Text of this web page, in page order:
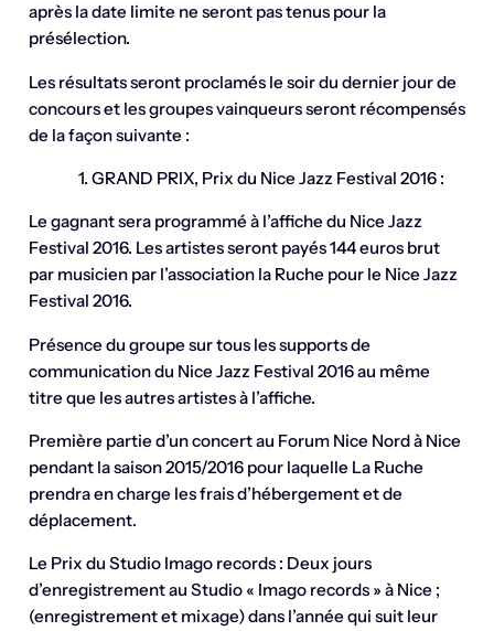
après la date limite ne seront pas tenus pour la
présélection.
Les résultats seront proclamés le soir du dernier jour de
concours et les groupes vainqueurs seront récompensés
de la façon suivante :
1. GRAND PRIX, Prix du Nice Jazz Festival 2016 :
Le gagnant sera programmé à l’affiche du Nice Jazz
Festival 2016. Les artistes seront payés 144 euros brut
par musicien par l’association la Ruche pour le Nice Jazz
Festival 2016.
Présence du groupe sur tous les supports de
communication du Nice Jazz Festival 2016 au même
titre que les autres artistes à l’affiche.
Première partie d’un concert au Forum Nice Nord à Nice
pendant la saison 2015/2016 pour laquelle La Ruche
prendra en charge les frais d’hébergement et de
déplacement.
Le Prix du Studio Imago records : Deux jours
d’enregistrement au Studio « Imago records » à Nice ;
(enregistrement et mixage) dans l’année qui suit leur